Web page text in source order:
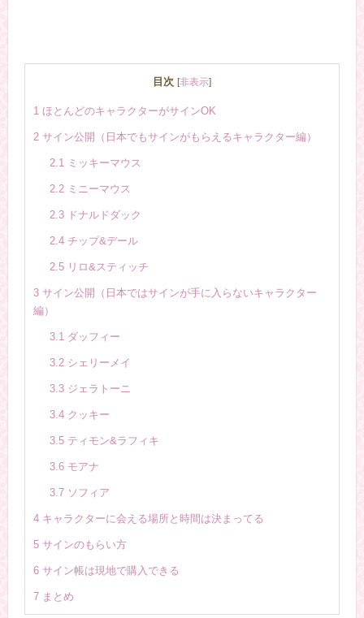
目次 [非表示]
1 ほとんどのキャラクターがサインOK
2 サイン公開（日本でもサインがもらえるキャラクター編）
2.1ミッキーマウス
2.2ミニーマウス
2.3ドナルドダック
2.4チップ&デール
2.5リロ&スティッチ
3 サイン公開（日本ではサインが手に入らないキャラクター
編）
3.1ダッフィー
3.2シェリーメイ
3.3ジェラトーニ
3.4クッキー
3.5ティモン&ラフィキ
3.6モアナ
3.7ソフィア
4 キャラクターに会える場所と時間は決まってる
5 サインのもらい方
6 サイン帳は現地で購入できる
7 まとめ